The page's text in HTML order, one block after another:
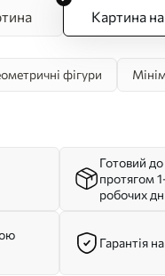
Картина
фігури
Готовий до
протягом
робочих
Гарантія